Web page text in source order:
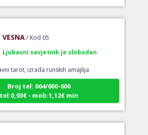
/ Kod 05
Ljubavni savjetnik je slobodan
tarot, izrada runskih amajlija
Broj tel: 064/600-600
tel:0,93€ - mob:1,12€ min